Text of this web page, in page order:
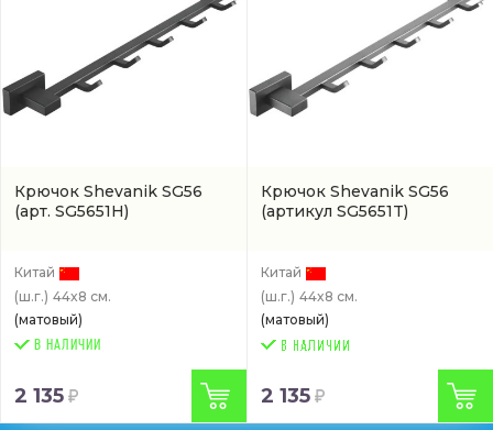
Крючок Shevanik SG56
(арт. SG5651H)
Китай
(ш.г.) 44x8 см.
(матовый)
В НАЛИЧИИ
2 135
Крючок Shevanik SG56
(артикул SG5651T)
Китай
(ш.г.) 44x8 см.
(матовый)
2 135